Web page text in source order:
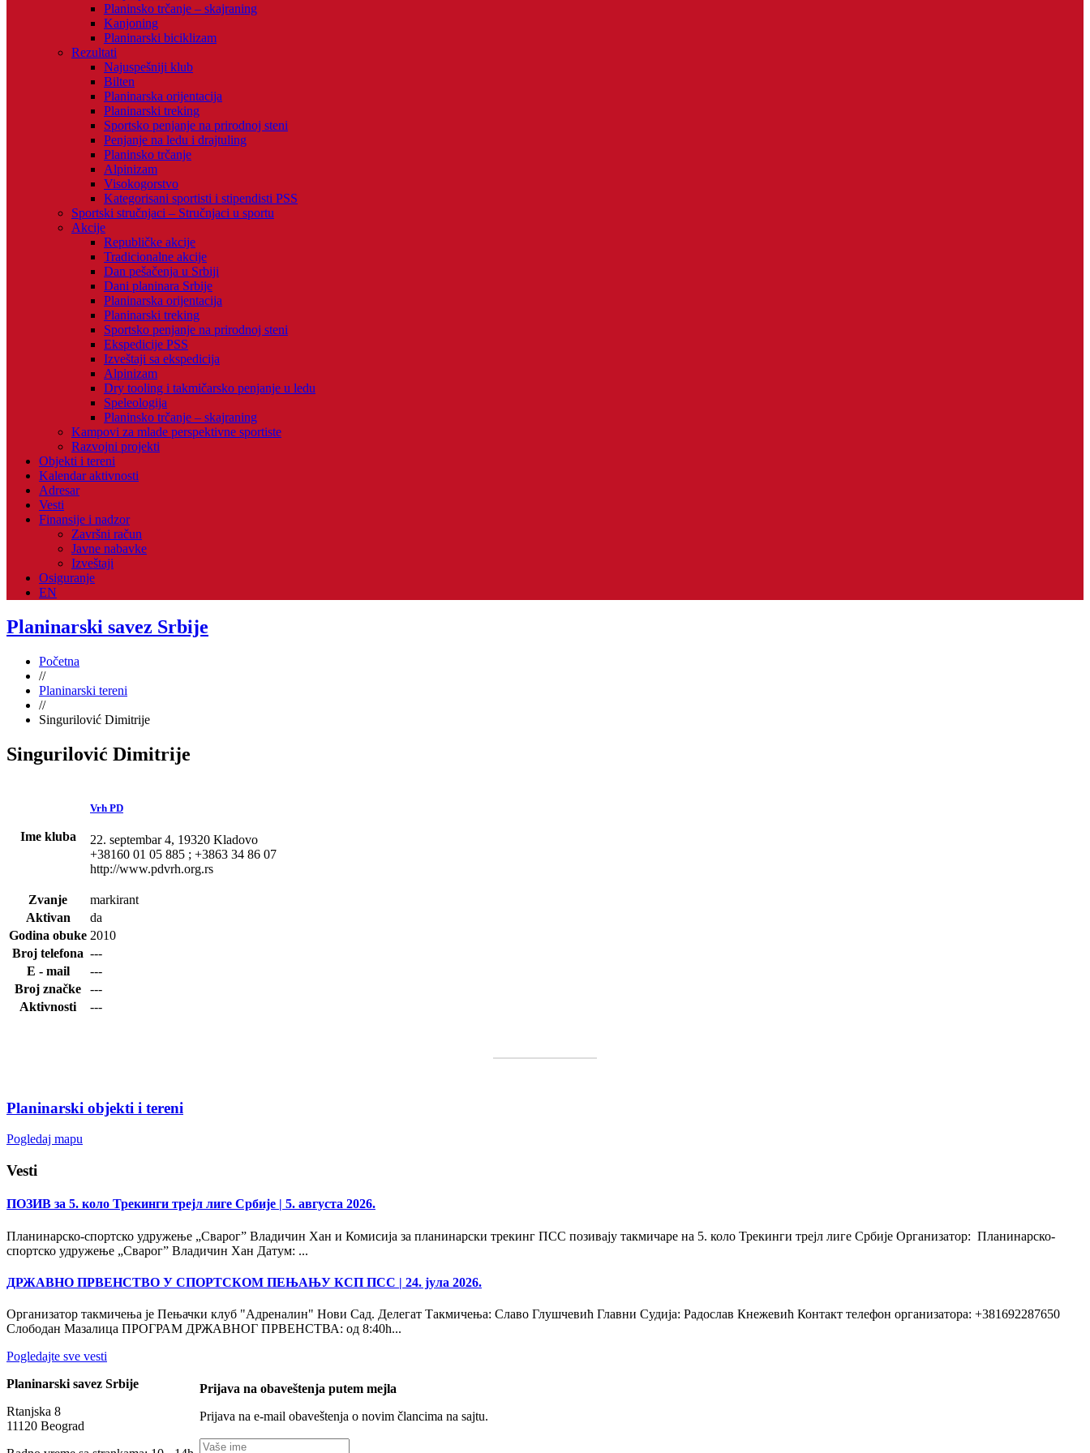
Planinsko trčanje – skajraning
Kanjoning
Planinarski biciklizam
Rezultati
Najuspešniji klub
Bilten
Planinarska orijentacija
Planinarski treking
Sportsko penjanje na prirodnoj steni
Penjanje na ledu i drajtuling
Planinsko trčanje
Alpinizam
Visokogorstvo
Kategorisani sportisti i stipendisti PSS
Sportski stručnjaci – Stručnjaci u sportu
Akcije
Republičke akcije
Tradicionalne akcije
Dan pešačenja u Srbiji
Dani planinara Srbije
Planinarska orijentacija
Planinarski treking
Sportsko penjanje na prirodnoj steni
Ekspedicije PSS
Izveštaji sa ekspedicija
Alpinizam
Dry tooling i takmičarsko penjanje u ledu
Speleologija
Planinsko trčanje – skajraning
Kampovi za mlade perspektivne sportiste
Razvojni projekti
Objekti i tereni
Kalendar aktivnosti
Adresar
Vesti
Finansije i nadzor
Završni račun
Javne nabavke
Izveštaji
Osiguranje
EN
Planinarski savez Srbije
Početna
//
Planinarski tereni
//
Singurilović Dimitrije
Singurilović Dimitrije
Ime kluba
Vrh PD
22. septembar 4, 19320 Kladovo
+38160 01 05 885 ; +3863 34 86 07
http://www.pdvrh.org.rs
Zvanje
markirant
Aktivan
da
Godina obuke 2010
Broj telefona ---
E - mail
---
Broj značke
---
Aktivnosti
---
Planinarski objekti i tereni
Pogledaj mapu
Vesti
ПОЗИВ за 5. коло Трекинги трејл лиге Србије | 5. августа 2026.
Планинарско-спортско удружење „Сварог” Владичин Хан и Комисија за планинарски трекинг ПСС позивају такмичаре на 5. коло Трекинги трејл лиге Србије Организатор: Планинарско-
спортско удружење „Сварог” Владичин Хан Датум: ...
ДРЖАВНО ПРВЕНСТВО У СПОРТСКОМ ПЕЊАЊУ КСП ПСС | 24. јула 2026.
Организатор такмичења је Пењачки клуб "Адреналин" Нови Сад. Делегат Такмичења: Славо Глушчевић Главни Судија: Радослав Кнежевић Контакт телефон организатора: +381692287650
Слободан Мазалица ПРОГРАМ ДРЖАВНОГ ПРВЕНСТВА: од 8:40h...
Pogledajte sve vesti
Planinarski savez Srbije
Rtanjska 8
11120 Beograd
Prijava na obaveštenja putem mejla
Prijava na e-mail obaveštenja o novim člancima na sajtu.